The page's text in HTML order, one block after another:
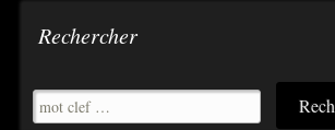
Rechercher